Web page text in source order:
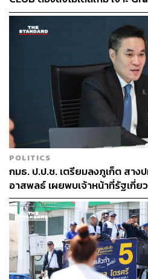
ต่อ บาริสต้าผู้คิดเครื่องดื่ม
POLITICS
กมธ. ป.ป.ช. เตรียมลงภูเก็ต สา
อาสพลธ์ เผยพบเจ้าหน้าที่รัฐเกี่ย
หน้าที่